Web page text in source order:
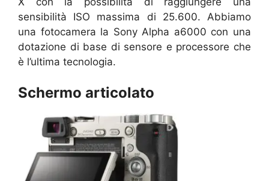
sensibilità ISO massima di 25.600. Abbiamo
una fotocamera la Sony Alpha a6000 con una
dotazione di base di sensore e processore che
è l’ultima tecnologia.
Schermo articolato